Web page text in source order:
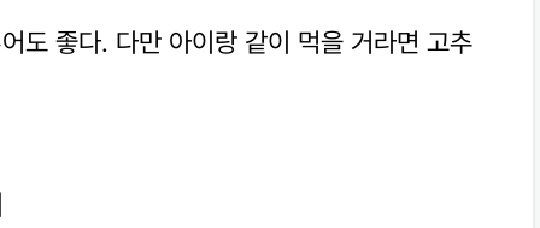
도 좋다. 다만 아이랑 같이 먹을 거라면 고추